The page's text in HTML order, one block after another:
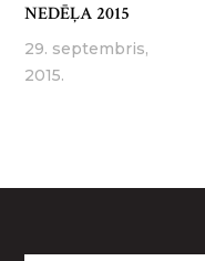
NEDĒĻA 2015
29. septembris,
2015.